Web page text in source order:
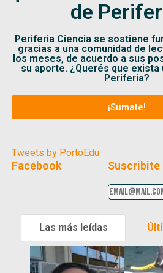
de
Periferia Ciencia se sostiene
gracias a una comunidad de
los meses, de acuerdo a sus
su aporte. ¿Querés que exista
Periferia?
¡Sumate!
Tweets by PortoEdu
Facebook Suscribite
Las más leídas